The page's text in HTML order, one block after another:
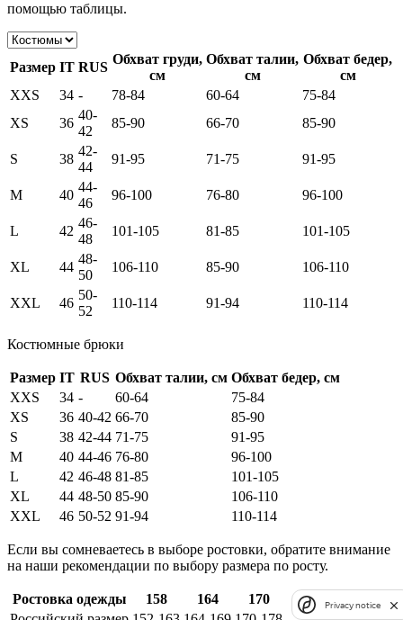
помощью таблицы.
Размер IT RUS
Обхват груди,
см
Обхват талии,
см
Обхват бедер,
см
XXS
34 - 78-84 60-64
75-84
XS
36
40-
42
85-90 66-70 85-90
S 38
42-
44
91-95 71-75 91-95
M 40
44-
46
96-100 76-80 96-100
L 42
46-
48
101-105 81-85 101-105
XL 44
48-
50
106-110 85-90 106-110
XXL 46
50-
52
110-114 91-94 110-114
Костюмные брюки
Размер IT RUS Обхват талии, см Обхват бедер, см
XXS
34 - 60-64
75-84
XS
36 40-42 66-70
85-90
S
38 42-44 71-75
91-95
M
40 44-46 76-80
96-100
L
42 46-48 81-85
101-105
XL
44 48-50 85-90
106-110
XXL
46 50-52 91-94 110-114
Если вы сомневаетесь в выборе ростовки, обратите внимание
на наши рекомендации по выбору размера по росту.
Ростовка одежды 158 164
170
Privacy notice